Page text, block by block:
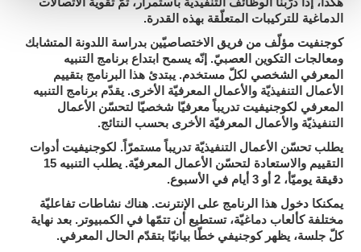
هكذا، إذا درّبنا الوظائف التنفيذية باستمرار، تمّ تقوية الاتصالات
الدماغية للتركيبات المتعلّقة بهذه القدرة.
كوجنفيت مؤلّف من فريق الاختصاصيّين بدراسة اللدونة المتشابك
ومعالجات التكوين العصبيّ. إنّه يسمح ابتداعبرنامج التنبيه
المعرفي الشخصي لكلّ مستخدم. يبتدئ هذا البرنامج بتقييم
الأعمال التنفيذيّة والأعمال المعرفيّة الأخرى. يقدّم برنامج التنبيه
المعرفي لكوجنيفيت تدريباً معرفيّا شخصيّا لتحسّن الأعمال
التنفيذيّة والأعمال المعرفيّة الأخرى بحسب النتائج.
يطلب تحسّن الأعمال التنفيذيّة تدريباً مستمرّاً. لكوجنيفيت أدوات
التقييم والاستعادة لتحسّن الأعمال المعرفيّة.
يطلب التنبيه 15
دقيقة يوميّأ، 2 أو 3 أيام في الأسبوع.
يمكنكا دخول هذا الرنامج على الإنترنت. هناك نشاطات تفاعليّة
مختلفة كألعاب دماغيّة، تستطيع أن تتمّها في الكمبيوتر. بعد نهاية
كلّ جلسة،يظهر كوجنيفي خطّا بيانيّا بتقدّم الحال المعرفي.